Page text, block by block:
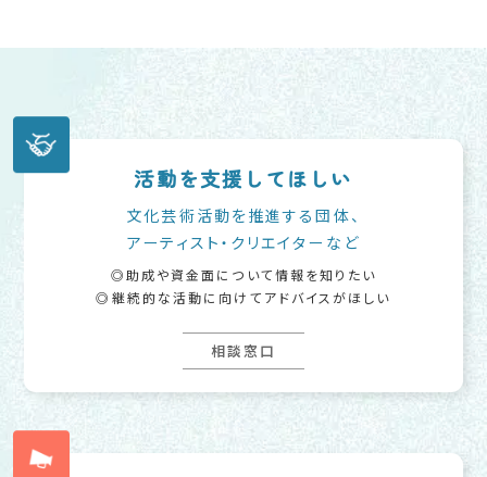
活動を支援してほしい
文化芸術活動を推進する団体、
アーティスト・クリエイターなど
助成や資金面について情報を知りたい
継続的な活動に向けてアドバイスがほしい
相談窓口